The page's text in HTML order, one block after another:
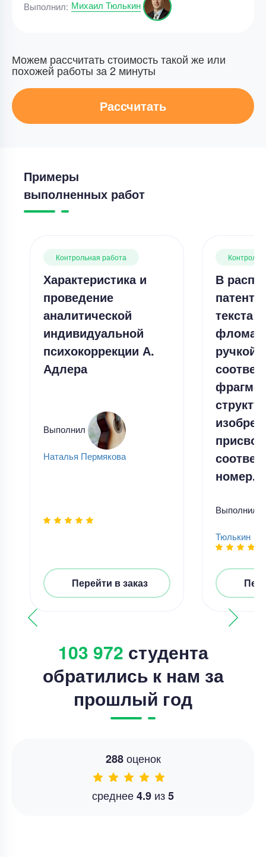
Выполнил: Михаил Тюлькин
Можем рассчитать стоимость такой же или
похожей работы за 2 минуты
Рассчитать
Примеры
выполненных работ
Контрольная работа
Характеристика и
проведение
аналитической
индивидуальной
психокоррекции А.
Адлера
Выполнил
Наталья Пермякова
Перейти в заказ
В
текста
ручкой
номер.
Выполнил
Тюлькин
103 972 студента
обратились к нам за
прошлый год
288оценок
среднее4.9 из5